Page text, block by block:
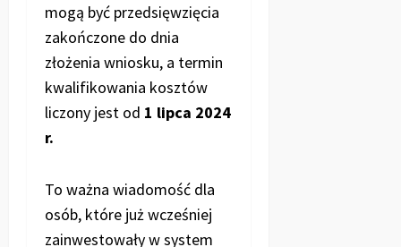
mogą być przedsięwzięcia
zakończone do dnia
złożenia wniosku, a termin
kwalifikowania kosztów
liczony jest od 1 lipca 2024
r.
To ważna wiadomość dla
osób, które już wcześniej
zainwestowały w system